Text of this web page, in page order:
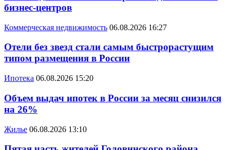
бизнес-центров
Коммерческая недвижимость 06.08.2026 16:27
Отели без звезд стали самым быстрорастущим
типом размещения в России
Ипотека 06.08.2026 15:20
Объем выдач ипотек в России за месяц снизился
на 26%
Жилье 06.08.2026 13:10